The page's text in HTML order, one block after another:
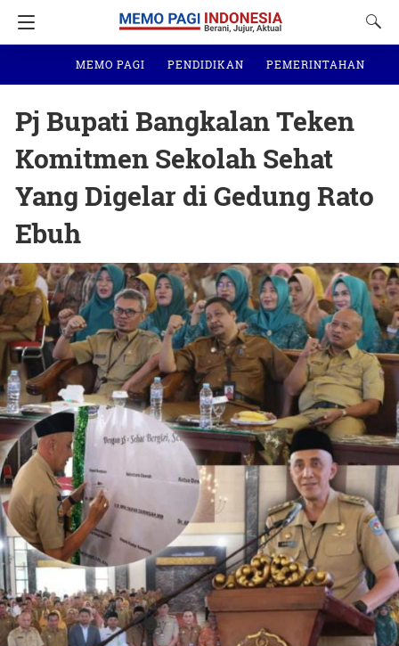
MEMO PAGI PENDIDIKAN PEMERINTAHAN
Pj Bupati Bangkalan Teken
Komitmen Sekolah Sehat
Yang Digelar di Gedung Rato
Ebuh